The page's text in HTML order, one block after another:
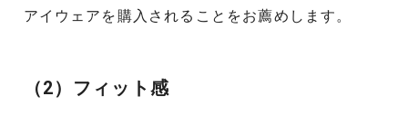
アイウェアを購入されることをお薦めします。
（2）フィット感